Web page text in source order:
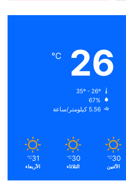
26
℃
67%
5.56 كيلومتر/ساعة
30
℃
الأثنين
30
℃
الثلاثاء
31
℃
الأربعاء